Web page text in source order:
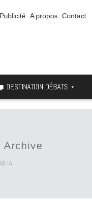
Publicité A propos Contact
DESTINATION DÉBATS
Archive